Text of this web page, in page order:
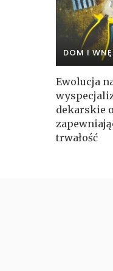
DOM I
Ewolucja
dekarskie
trwałość